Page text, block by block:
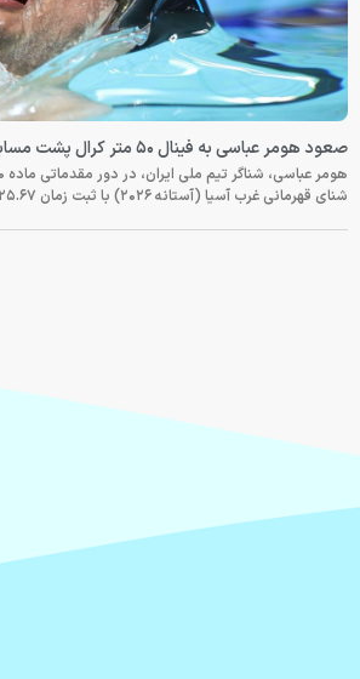
صعود هومر عباسی به فینال ۵۰ متر کرال پشت مسابقات غرب آسیا
شنای قهرمانی غرب آسیا (آستانه ۲۰۲۶) با ثبت زمان ۲۵.۶۷ ثانیه در جایگاه نخست قرار